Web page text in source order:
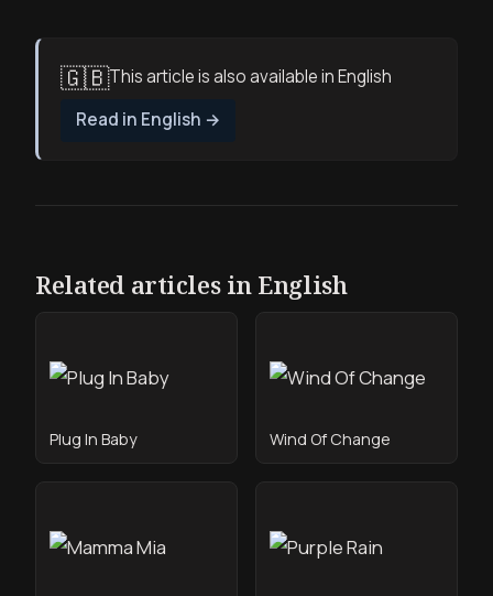
🇬🇧This article is also available in English
Read in English →
Related articles in English
Plug In Baby Wind Of Change